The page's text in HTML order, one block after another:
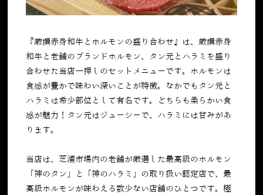
『厳撰赤身和牛とホルモンの盛り合わせ』は、厳撰赤身
和牛と老舗のブランドホルモン、タン元とハラミを盛り
合わせた当店一押しのセットメニューです。ホルモンは
食感が豊かで味わい深いことが特徴。なかでもタン元と
ハラミは希少部位として有名です。どちらも柔らかい食
感が魅力！タン元はジューシーで、ハラミには甘みがあ
ります。
当店は、芝浦市場内の老舗が厳選した最高級のホルモン
「神のタン」と「神のハラミ」の取り扱い認定店で、最
高級ホルモンが味わえる数少ない店舗のひとつです。極